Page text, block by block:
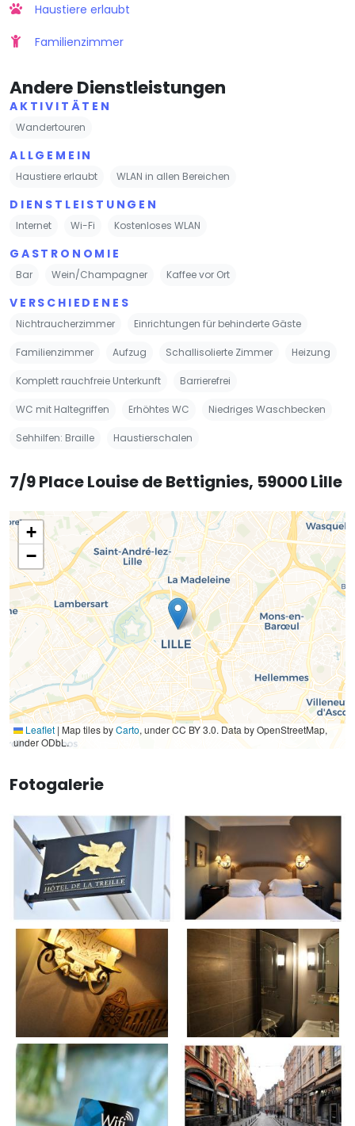
Haustiere erlaubt
Familienzimmer
Andere Dienstleistungen
AKTIVITÄTEN
Wandertouren
ALLGEMEIN
Haustiere erlaubt WLAN in allen Bereichen
DIENSTLEISTUNGEN
Internet Wi-Fi Kostenloses WLAN
GASTRONOMIE
Bar Wein/Champagner Kaffee vor Ort
VERSCHIEDENES
Nichtraucherzimmer Einrichtungen für behinderte Gäste
Familienzimmer Aufzug Schallisolierte Zimmer Heizung
Komplett rauchfreie Unterkunft Barrierefrei
WC mit Haltegriffen Erhöhtes WC Niedriges Waschbecken
Sehhilfen: Braille Haustierschalen
7/9 Place Louise de Bettignies, 59000 Lille
+
−
Leaflet | Map tiles byCarto, under CC BY 3.0. Data by OpenStreetMap,
under ODbL.
Fotogalerie